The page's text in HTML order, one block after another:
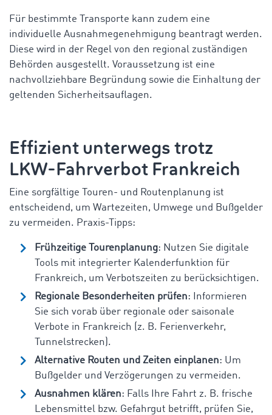
Für bestimmte Transporte kann zudem eine
individuelle Ausnahmegenehmigung beantragt werden.
Diese wird in der Regel von den regional zuständigen
Behörden ausgestellt. Voraussetzung ist eine
nachvollziehbare Begründung sowie die Einhaltung der
geltenden Sicherheitsauflagen.
Effizient unterwegs trotz
LKW-Fahrverbot Frankreich
Eine sorgfältige Touren- und Routenplanung ist
entscheidend, um Wartezeiten, Umwege und Bußgelder
zu vermeiden. Praxis-Tipps:
Frühzeitige Tourenplanung: Nutzen Sie digitale
Tools mit integrierter Kalenderfunktion für
Frankreich, um Verbotszeiten zu berücksichtigen.
Regionale Besonderheiten prüfen: Informieren
Sie sich vorab über regionale oder saisonale
Verbote in Frankreich (z. B. Ferienverkehr,
Tunnelstrecken).
Alternative Routen und Zeiten einplanen: Um
Bußgelder und Verzögerungen zu vermeiden.
Ausnahmen klären: Falls Ihre Fahrt z. B. frische
Lebensmittel bzw. Gefahrgut betrifft, prüfen Sie,